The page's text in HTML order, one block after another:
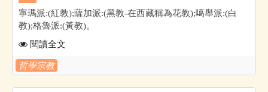
寧瑪派:(紅教);薩加派:(黑教-在西藏稱為花教);噶舉派:(白
教);格魯派:(黃教)。
閱讀全文
哲學宗教